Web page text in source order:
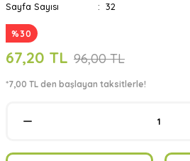
Sayfa Sayısı
32
%30
67,20 TL 96,00 TL
*7,00 TL den başlayan taksitlerle!